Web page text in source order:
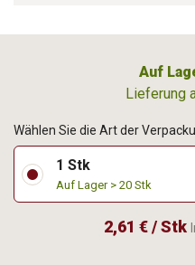
Auf
Lieferung
Wählen Sie die Art der
1 Stk
Auf Lager > 20 Stk
2,61 € / Stk